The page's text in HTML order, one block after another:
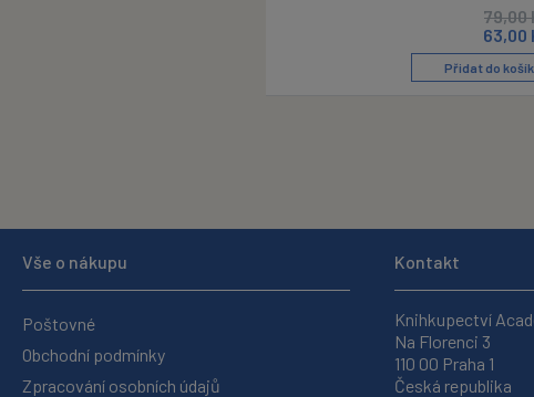
79,00
63,00
Přidat do
Vše o nákupu
Poštovné
Obchodní podmínky
Zpracování osobních údajů
Kontakt
Knihkupectví
Na Florenci 3
110 00 Praha 1
Česká republika